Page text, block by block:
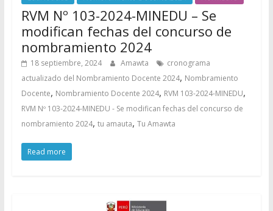
RVM Nº 103-2024-MINEDU – Se
modifican fechas del concurso de
nombramiento 2024
18 septiembre, 2024 Amawta
cronograma
actualizado del Nombramiento Docente 2024, Nombramiento
Docente, Nombramiento Docente 2024, RVM 103-2024-MINEDU,
RVM Nº 103-2024-MINEDU - Se modifican fechas del concurso de
nombramiento 2024, tu amauta, Tu Amawta
Read more